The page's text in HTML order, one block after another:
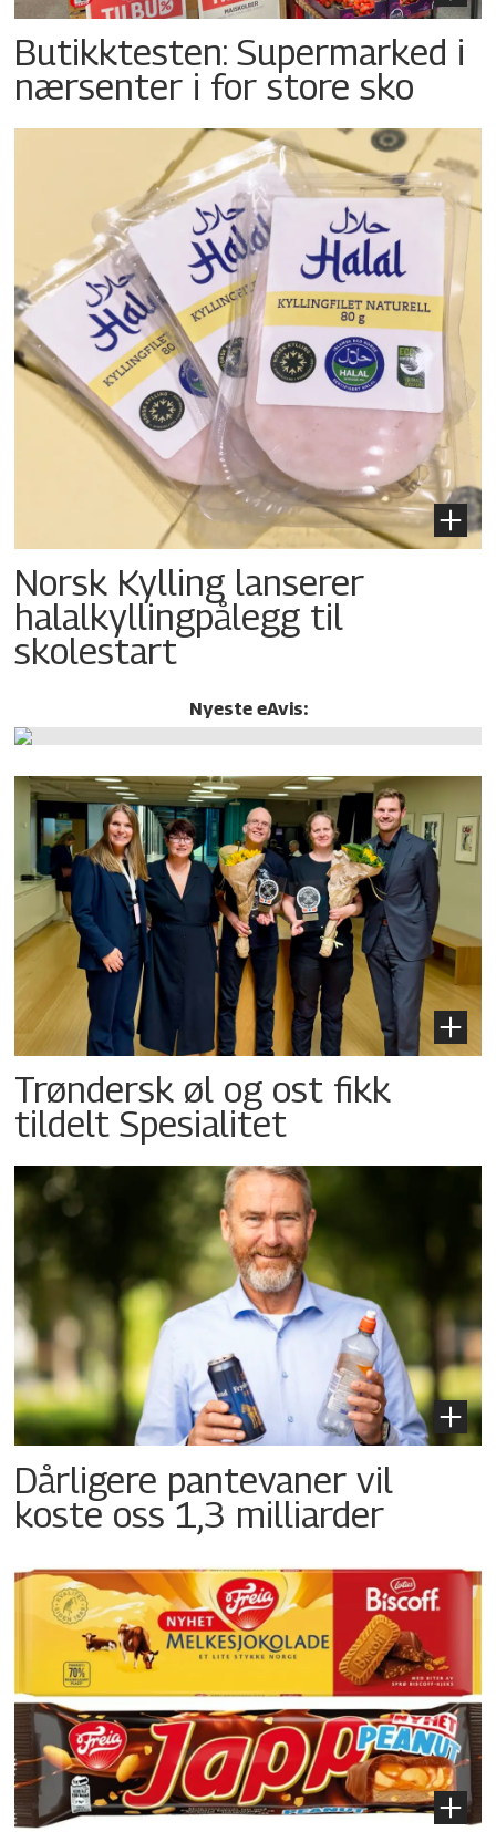
Butikktesten: Supermarked i
nærsenter i for store sko
Norsk Kylling lanserer
halalkylling­pålegg til
skolestart
Nyeste eAvis:
Trøndersk øl og ost fikk
tildelt Spesialitet
Dårligere pantevaner vil
koste oss 1,3 milliarder